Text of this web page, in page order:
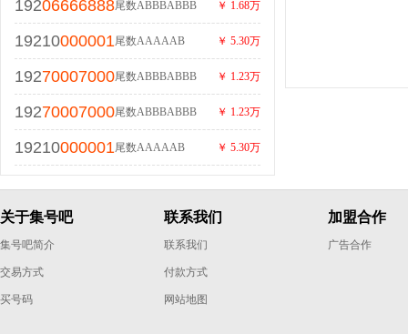
19206666888尾数ABBBABBB ￥ 1.68万
19210000001尾数AAAAAB ￥ 5.30万
19270007000尾数ABBBABBB ￥ 1.23万
19270007000尾数ABBBABBB ￥ 1.23万
19210000001尾数AAAAAB ￥ 5.30万
关于集号吧
集号吧简介
交易方式
买号码
联系我们
联系我们
付款方式
网站地图
加盟合作
广告合作